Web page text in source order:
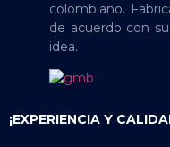
colombiano.
de acuerdo con
idea.
¡EXPERIENCIA Y